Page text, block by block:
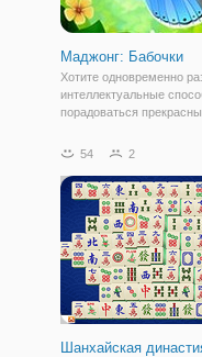
Маджонг: Бабочки
Хотите одновременно
интеллектуальные
порадоваться
вам стоит сыграть в
из названия, древне-
игра будет
54 2
Шанхайская